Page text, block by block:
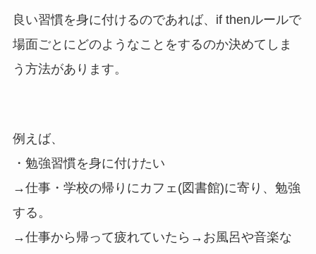
良い習慣を身に付けるのであれば、if thenルールで
場面ごとにどのようなことをするのか決めてしま
う方法があります。
例えば、
・勉強習慣を身に付けたい
→仕事・学校の帰りにカフェ(図書館)に寄り、勉強
する。
→仕事から帰って疲れていたら→お風呂や音楽な